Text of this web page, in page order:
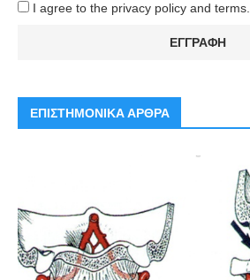
I agree to the privacy policy and terms.
ΕΠΙΣΤΗΜΟΝΙΚΑ ΑΡΘΡΑ